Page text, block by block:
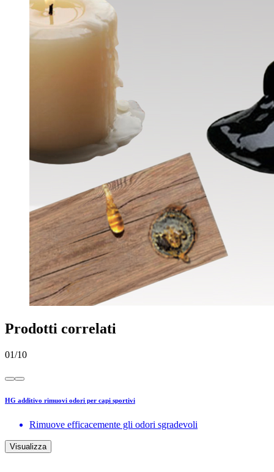
Prodotti correlati
01/10
HG additivo rimuovi odori per capi sportivi
Rimuove efficacemente gli odori sgradevoli
Visualizza